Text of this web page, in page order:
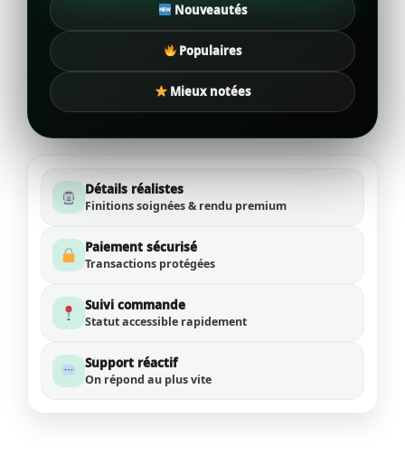
Nouveautés
Populaires
Mieux notées
Détails réalistes
Finitions soignées & rendu premium
Paiement sécurisé
Transactions protégées
Suivi commande
Statut accessible rapidement
Support réactif
On répond au plus vite